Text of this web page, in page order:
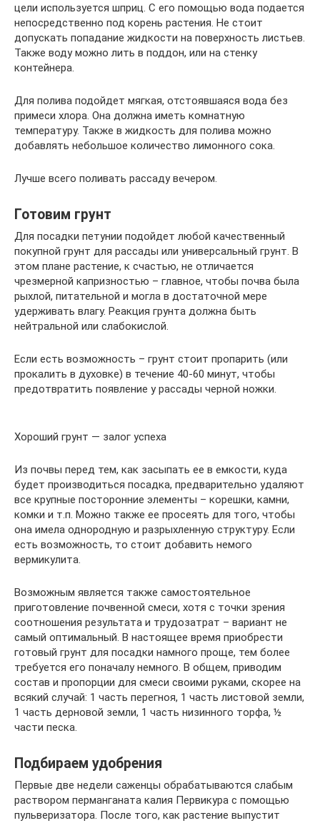
цели используется шприц. С его помощью вода подается
непосредственно под корень растения. Не стоит
допускать попадание жидкости на поверхность листьев.
Также воду можно лить в поддон, или на стенку
контейнера.
Для полива подойдет мягкая, отстоявшаяся вода без
примеси хлора. Она должна иметь комнатную
температуру. Также в жидкость для полива можно
добавлять небольшое количество лимонного сока.
Лучше всего поливать рассаду вечером.
Готовим грунт
Для посадки петунии подойдет любой качественный
покупной грунт для рассады или универсальный грунт. В
этом плане растение, к счастью, не отличается
чрезмерной капризностью – главное, чтобы почва была
рыхлой, питательной и могла в достаточной мере
удерживать влагу. Реакция грунта должна быть
нейтральной или слабокислой.
Если есть возможность – грунт стоит пропарить (или
прокалить в духовке) в течение 40-60 минут, чтобы
предотвратить появление у рассады черной ножки.
Хороший грунт — залог успеха
Из почвы перед тем, как засыпать ее в емкости, куда
будет производиться посадка, предварительно удаляют
все крупные посторонние элементы – корешки, камни,
комки и т.п. Можно также ее просеять для того, чтобы
она имела однородную и разрыхленную структуру. Если
есть возможность, то стоит добавить немого
вермикулита.
Возможным является также самостоятельное
приготовление почвенной смеси, хотя с точки зрения
соотношения результата и трудозатрат – вариант не
самый оптимальный. В настоящее время приобрести
готовый грунт для посадки намного проще, тем более
требуется его поначалу немного. В общем, приводим
состав и пропорции для смеси своими руками, скорее на
всякий случай: 1 часть перегноя, 1 часть листовой земли,
1 часть дерновой земли, 1 часть низинного торфа, ½
части песка.
Подбираем удобрения
Первые две недели саженцы обрабатываются слабым
раствором перманганата калия Первикура с помощью
пульверизатора. После того, как растение выпустит